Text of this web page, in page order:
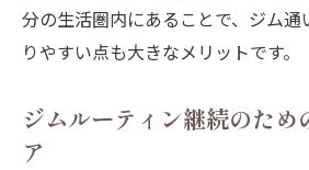
分の生活圏内にあることで、ジム
りやすい点も大きなメリットです。
ジムルーティン継続のため
ア